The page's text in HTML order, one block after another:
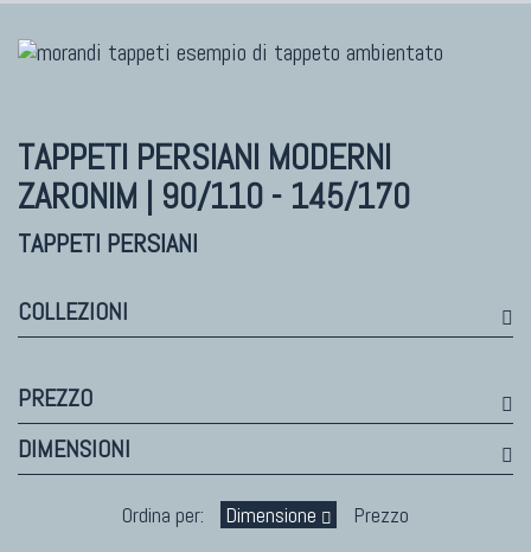
TAPPETI MODERNI
Himalayan
Bhadohi Moderni
Kala Laie
Reloaded
TAPPETI DI DESIGN D'ARTE
Marco Nereo Rotelli
Daniela Marchetti
Giorgio Palù
TAPPETI PERSIANI MODERNI
ZARONIM | 90/110 - 145/170
TAPPETI PERSIANI
COLLEZIONI
PREZZO
DIMENSIONI
Ordina per: Dimensione Prezzo